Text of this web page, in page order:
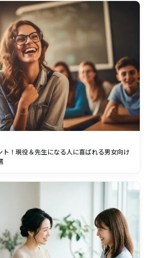
ト！現役＆先生になる人に喜ばれる男女向け